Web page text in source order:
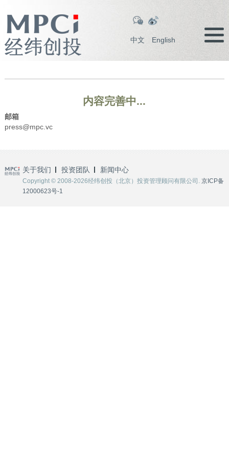
中文 English
内容完善中...
邮箱
press@mpc.vc
关于我们 投资团队 新闻中心
Copyright © 2008-2026经纬创投（北京）投资管理顾问有限公司. 京ICP备
12000623号-1